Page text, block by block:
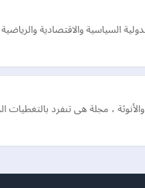
السياسية والاقتصادية
، مجلة هى تنفرد